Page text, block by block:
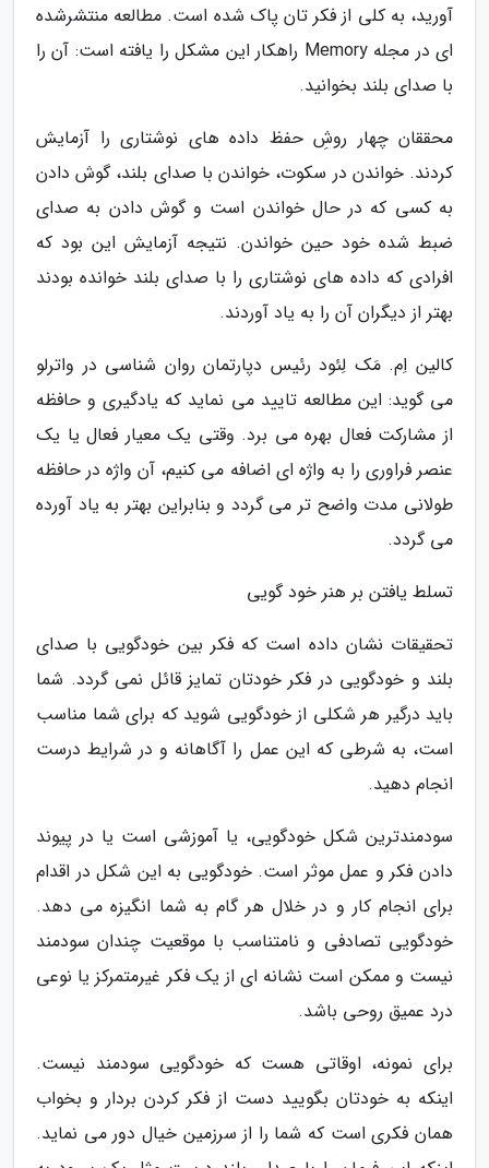
آورید، به کلی از فکر تان پاک شده است. مطالعه منتشرشده
ای در مجله Memory راهکار این مشکل را یافته است: آن را
با صدای بلند بخوانید.
محققان چهار روشِ حفظ داده های نوشتاری را آزمایش
کردند. خواندن در سکوت، خواندن با صدای بلند، گوش دادن
به کسی که در حال خواندن است و گوش دادن به صدای
ضبط شده خود حین خواندن. نتیجه آزمایش این بود که
افرادی که داده های نوشتاری را با صدای بلند خوانده بودند
بهتر از دیگران آن را به یاد آوردند.
کالین اِم. مَک لِئود رئیس دپارتمان روان شناسی در واترلو
می گوید: این مطالعه تایید می نماید که یادگیری و حافظه
از مشارکت فعال بهره می برد. وقتی یک معیار فعال یا یک
عنصر فراوری را به واژه ای اضافه می کنیم، آن واژه در حافظه
طولانی مدت واضح تر می گردد و بنابراین بهتر به یاد آورده
می گردد.
تسلط یافتن بر هنر خود گویی
تحقیقات نشان داده است که فکر بین خودگویی با صدای
بلند و خودگویی در فکر خودتان تمایز قائل نمی گردد. شما
باید درگیر هر شکلی از خودگویی شوید که برای شما مناسب
است، به شرطی که این عمل را آگاهانه و در شرایط درست
انجام دهید.
سودمندترین شکل خودگویی، یا آموزشی است یا در پیوند
دادن فکر و عمل موثر است. خودگویی به این شکل در اقدام
برای انجام کار و در خلال هر گام به شما انگیزه می دهد.
خودگویی تصادفی و نامتناسب با موقعیت چندان سودمند
نیست و ممکن است نشانه ای از یک فکر غیرمتمرکز یا نوعی
درد عمیق روحی باشد.
برای نمونه، اوقاتی هست که خودگویی سودمند نیست.
اینکه به خودتان بگویید دست از فکر کردن بردار و بخواب
همان فکری است که شما را از سرزمین خیال دور می نماید.